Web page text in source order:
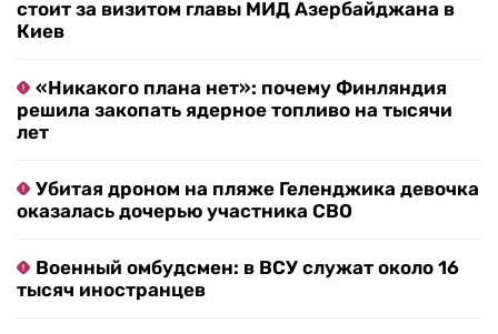
стоит за визитом главы МИД Азербайджана в
Киев
«Никакого плана нет»: почему Финляндия
решила закопать ядерное топливо на тысячи
лет
Убитая дроном на пляже Геленджика девочка
оказалась дочерью участника СВО
Военный омбудсмен: в ВСУ служат около 16
тысяч иностранцев